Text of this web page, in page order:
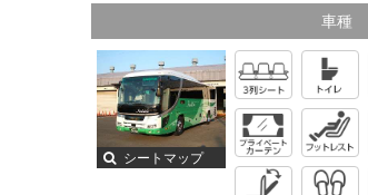
車種
シートマップ